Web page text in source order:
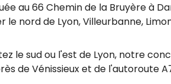
au 66 Chemin de la Bruyère à
nord de Lyon, Villeurbanne,
le sud ou l'est de Lyon, notre
de Vénissieux et de